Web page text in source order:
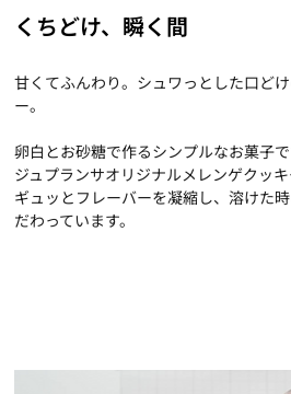
くちどけ、瞬く間
甘くてふんわり。シュワっとした口ど
ー。
卵白とお砂糖で作るシンプルなお菓子で
ジュプランサオリジナルメレンゲクッ
ギュッとフレーバーを凝縮し、溶けた
だわっています。